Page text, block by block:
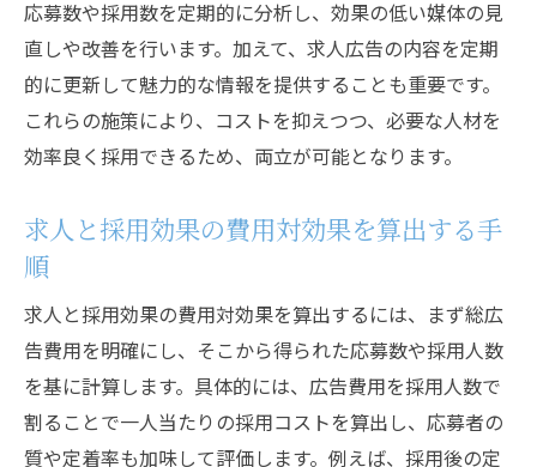
応募数や採用数を定期的に分析し、効果の低い媒体の見
直しや改善を行います。加えて、求人広告の内容を定期
的に更新して魅力的な情報を提供することも重要です。
これらの施策により、コストを抑えつつ、必要な人材を
効率良く採用できるため、両立が可能となります。
求人と採用効果の費用対効果を算出する手
順
求人と採用効果の費用対効果を算出するには、まず総広
告費用を明確にし、そこから得られた応募数や採用人数
を基に計算します。具体的には、広告費用を採用人数で
割ることで一人当たりの採用コストを算出し、応募者の
質や定着率も加味して評価します。例えば、採用後の定